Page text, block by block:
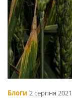
Блоги 2 серпня 2021